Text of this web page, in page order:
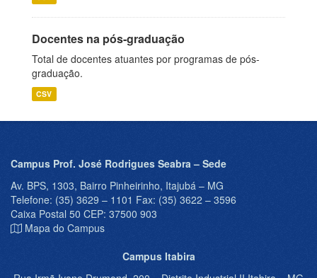
Docentes na pós-graduação
Total de docentes atuantes por programas de pós-
graduação.
CSV
Campus Prof. José Rodrigues Seabra – Sede
Av. BPS, 1303, Bairro Pinheirinho, Itajubá – MG
Telefone: (35) 3629 – 1101 Fax: (35) 3622 – 3596
Caixa Postal 50 CEP: 37500 903
Mapa do Campus
Campus Itabira